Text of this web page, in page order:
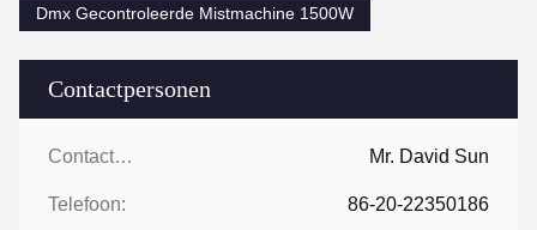
Contactpersonen
Contactpersonen: Mr. David Sun
Telefoon: 86-20-22350186
Dmx Gecontroleerde Mistmachine 1500W